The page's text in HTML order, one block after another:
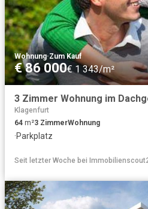
Wohnung·Zum Kauf
€ 86 000€ 1 343/m²
3 Zimmer Wohnung im
Klagenfurt
64 m²3 ZimmerWohnung
·Parkplatz
Seit letzter Woche bei